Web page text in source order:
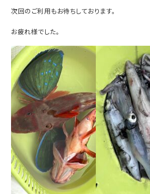
次回のご利用もお待ちしております。
お疲れ様でした。